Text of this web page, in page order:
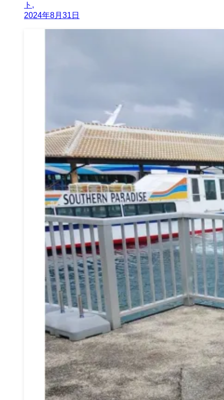
ト,
2024年8月31日